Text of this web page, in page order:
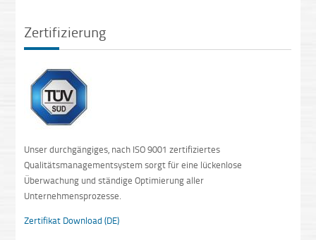
Zertifizierung
Unser durchgängiges, nach ISO 9001 zertifiziertes
Qualitätsmanagementsystem sorgt für eine lückenlose
Überwachung und ständige Optimierung aller
Unternehmensprozesse.
Zertifikat Download (DE)